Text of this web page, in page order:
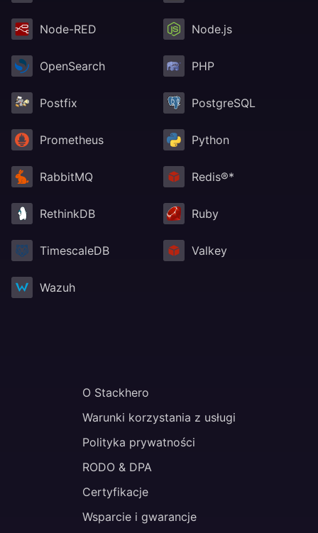
Node-RED Node.js
OpenSearch PHP
Postfix PostgreSQL
Prometheus Python
RabbitMQ Redis®*
RethinkDB Ruby
TimescaleDB Valkey
Wazuh
O Stackhero
Warunki korzystania z usługi
Polityka prywatności
RODO & DPA
Certyfikacje
Wsparcie i gwarancje